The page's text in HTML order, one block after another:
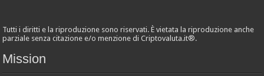
Tutti i diritti e la riproduzione sono riservati. È vietata la riproduzione anche
parziale senza citazione e/o menzione di Criptovaluta.it®.
Mission